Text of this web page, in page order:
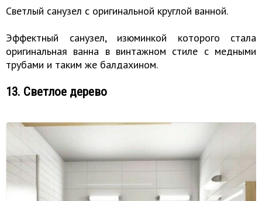
Светлый санузел с оригинальной круглой ванной.
Эффектный санузел, изюминкой которого стала
оригинальная ванна в винтажном стиле с медными
трубами и таким же балдахином.
13. Светлое дерево